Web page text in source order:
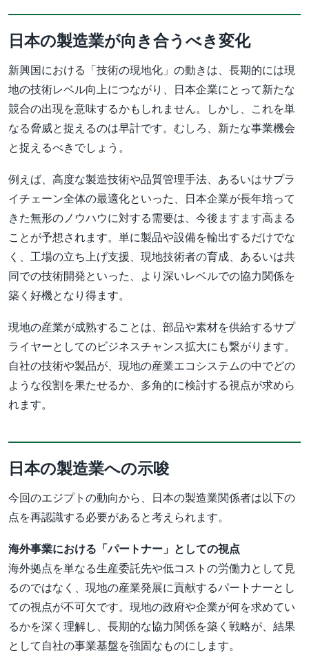
日本の製造業が向き合うべき変化
新興国における「技術の現地化」の動きは、長期的には現
地の技術レベル向上につながり、日本企業にとって新たな
競合の出現を意味するかもしれません。しかし、これを単
なる脅威と捉えるのは早計です。むしろ、新たな事業機会
と捉えるべきでしょう。
例えば、高度な製造技術や品質管理手法、あるいはサプラ
イチェーン全体の最適化といった、日本企業が長年培って
きた無形のノウハウに対する需要は、今後ますます高まる
ことが予想されます。単に製品や設備を輸出するだけでな
く、工場の立ち上げ支援、現地技術者の育成、あるいは共
同での技術開発といった、より深いレベルでの協力関係を
築く好機となり得ます。
現地の産業が成熟することは、部品や素材を供給するサプ
ライヤーとしてのビジネスチャンス拡大にも繋がります。
自社の技術や製品が、現地の産業エコシステムの中でどの
ような役割を果たせるか、多角的に検討する視点が求めら
れます。
日本の製造業への示唆
今回のエジプトの動向から、日本の製造業関係者は以下の
点を再認識する必要があると考えられます。
海外事業における「パートナー」としての視点
海外拠点を単なる生産委託先や低コストの労働力として見
るのではなく、現地の産業発展に貢献するパートナーとし
ての視点が不可欠です。現地の政府や企業が何を求めてい
るかを深く理解し、長期的な協力関係を築く戦略が、結果
として自社の事業基盤を強固なものにします。